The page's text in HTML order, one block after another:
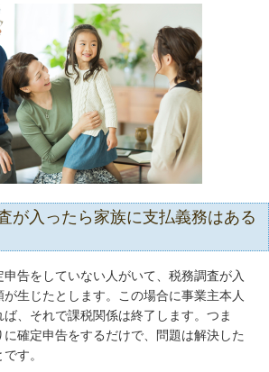
が入ったら家族に支払義務はある
告をしていない人がいて、税務調査が入
生じたとします。この場合に事業主本人
、それで課税関係は終了します。つま
に確定申告をするだけで、問題は解決した
す。